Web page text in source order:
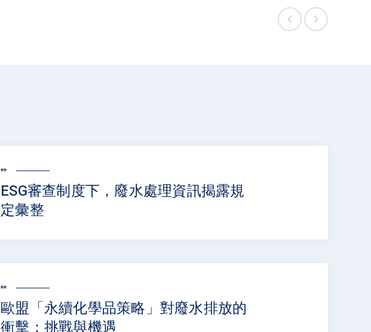
**
ESG審查制度下，廢水處理資訊揭露規
定彙整
**
歐盟「永續化學品策略」對廢水排放的
衝擊：挑戰與機遇